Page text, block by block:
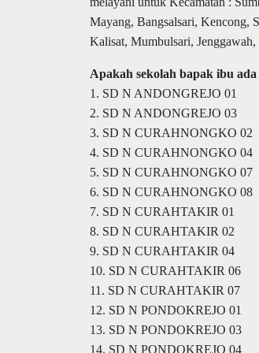
Mayang, Bangsalsari, Kencong,
Kalisat, Mumbulsari,
Apakah sekolah bapak ibu
1. SD N ANDONGREJO 01
2. SD N ANDONGREJO 03
3. SD N CURAHNONGKO 02
4. SD N CURAHNONGKO 04
5. SD N CURAHNONGKO 07
6. SD N CURAHNONGKO 08
7. SD N CURAHTAKIR 01
8. SD N CURAHTAKIR 02
9. SD N CURAHTAKIR 04
10. SD N CURAHTAKIR 06
11. SD N CURAHTAKIR 07
12. SD N PONDOKREJO 01
13. SD N PONDOKREJO 03
14. SD N PONDOKREJO 04